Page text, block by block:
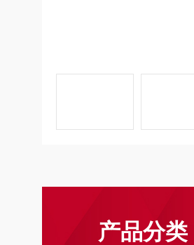
产品分类